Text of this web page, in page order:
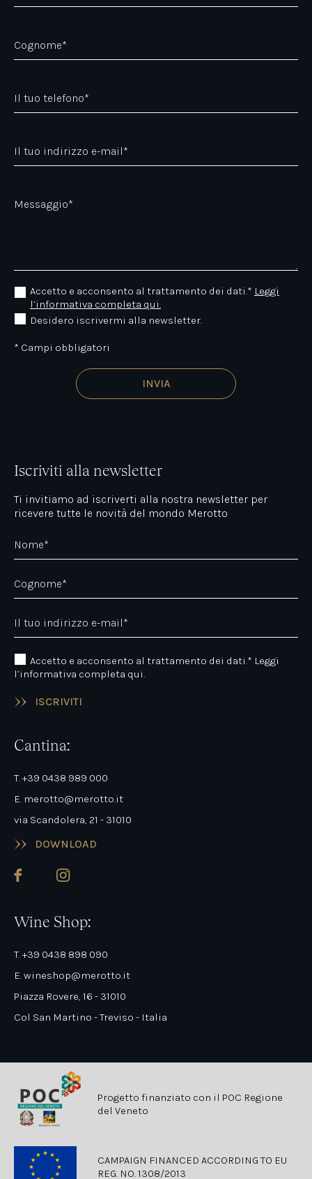
Cognome*
Il tuo telefono*
Il tuo indirizzo e-mail*
Messaggio*
Accetto e acconsento al trattamento dei dati.* Leggi
l’informativa completa qui.
Desidero iscrivermi alla newsletter.
* Campi obbligatori
Iscriviti alla newsletter
Ti invitiamo ad iscriverti alla nostra newsletter per
ricevere tutte le novità del mondo Merotto
Nome*
Cognome*
Il tuo indirizzo e-mail*
Accetto e acconsento al trattamento dei dati.* Leggi
l’informativa completa qui.
ISCRIVITI
Cantina:
T. +39 0438 989 000
E. merotto@merotto.it
via Scandolera, 21 - 31010
Wine Shop:
T. +39 0438 898 090
E. wineshop@merotto.it
Piazza Rovere, 16 - 31010
Col San Martino - Treviso - Italia
Progetto finanziato con il POC Regione
del Veneto
CAMPAIGN FINANCED ACCORDING TO EU
REG. NO. 1308/2013